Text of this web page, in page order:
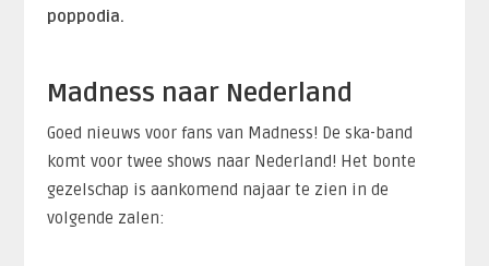
poppodia.
Madness naar Nederland
Goed nieuws voor fans van Madness! De ska-band
komt voor twee shows naar Nederland! Het bonte
gezelschap is aankomend najaar te zien in de
volgende zalen: